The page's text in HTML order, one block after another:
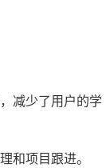
减少了用户的学
和项目跟进。